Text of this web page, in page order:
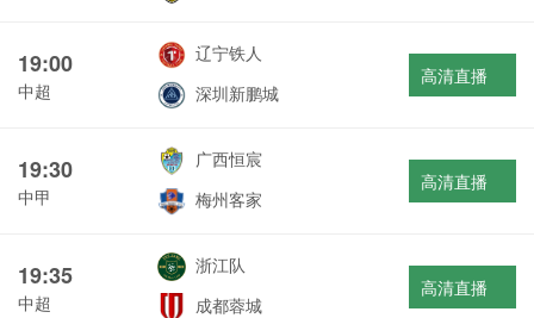
19:00
中超
辽宁铁人
深圳新鹏城
高清直播
19:30
中甲
广西恒宸
梅州客家
高清直播
19:35
中超
浙江队
成都蓉城
高清直播